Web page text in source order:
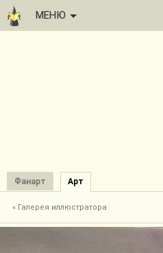
МЕНЮ
Фанарт Арт
« Галерея иллюстратора